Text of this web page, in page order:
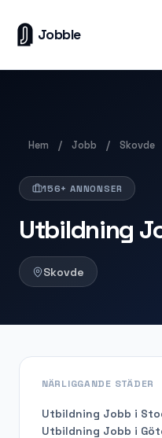
Jobble
Hem / Jobb / Skovde
156+ ANNONSER
Utbildning
Skovde
NÄRLIGGANDE STÄDER
Utbildning Jobb i
Utbildning Jobb i